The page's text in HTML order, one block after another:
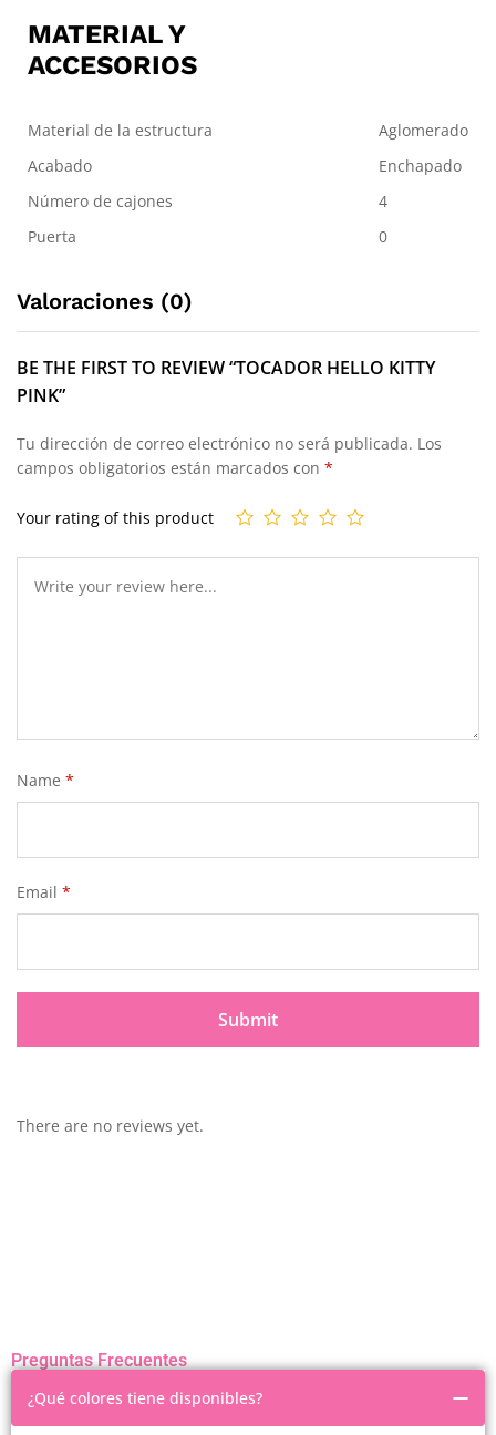
MATERIAL Y
ACCESORIOS
Material de la estructura
Aglomerado
Acabado
Enchapado
Número de cajones
4
Puerta
0
Valoraciones (0)
BE THE FIRST TO REVIEW “TOCADOR HELLO KITTY
PINK”
Tu dirección de correo electrónico no será publicada. Los
campos obligatorios están marcados con *
Your rating of this product
Name *
Email *
There are no reviews yet.
Preguntas Frecuentes
¿Qué colores tiene disponibles?